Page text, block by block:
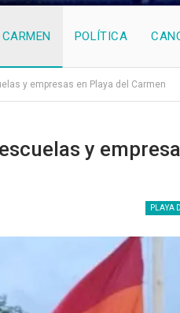
POLÍTICA
y empresas en Playa del Carmen
y
PLAYA